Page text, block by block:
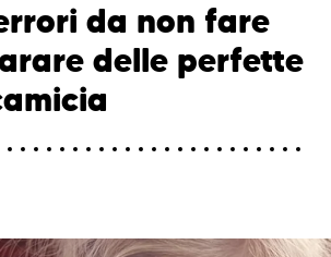
da non fare
delle perfette